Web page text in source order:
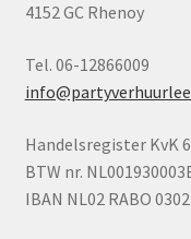
4152 GC Rhenoy
Tel. 06-12866009
Handelsregister KvK
BTW nr.
IBAN NL02 RABO